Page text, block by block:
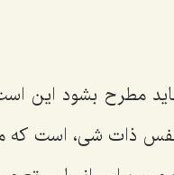
مطرح بشود این
ذات شى، است كه